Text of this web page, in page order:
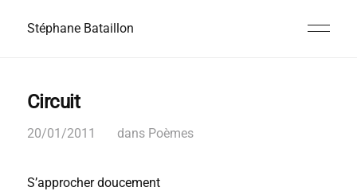
Stéphane Bataillon
Circuit
20/01/2011 dans Poèmes
S’approcher doucement